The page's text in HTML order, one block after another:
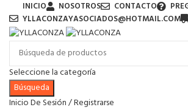
INICIO NOSOTROS CONTACTO
YLLACONZAYASOCIADOS@HOTMAIL.COM
Seleccione la categoría
Búsqueda
Inicio De Sesión / Registrarse